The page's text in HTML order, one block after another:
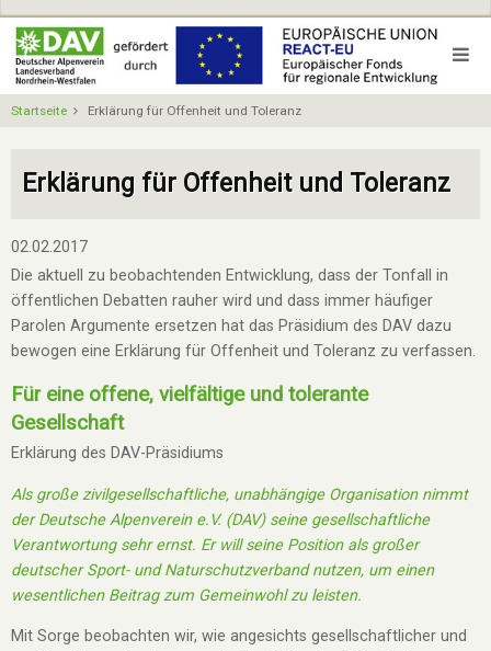
Direkt
zum
Inhalt
Startseite Erklärung für Offenheit und Toleranz
Erklärung für Offenheit und Toleranz
02.02.2017
Die aktuell zu beobachtenden Entwicklung, dass der Tonfall in
öffentlichen Debatten rauher wird und dass immer häufiger
Parolen Argumente ersetzen hat das Präsidium des DAV dazu
bewogen eine Erklärung für Offenheit und Toleranz zu verfassen.
Für eine offene, vielfältige und tolerante
Gesellschaft
Erklärung des DAV-Präsidiums
Als große zivilgesellschaftliche, unabhängige Organisation nimmt
der Deutsche Alpenverein e.V. (DAV) seine gesellschaftliche
Verantwortung sehr ernst. Er will seine Position als großer
deutscher Sport- und Naturschutzverband nutzen, um einen
wesentlichen Beitrag zum Gemeinwohl zu leisten.
Mit Sorge beobachten wir, wie angesichts gesellschaftlicher und